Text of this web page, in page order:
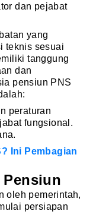
dan pejabat
yang
teknis sesuai
tanggung
dan
pensiun PNS
peraturan
fungsional.
Ini Pembagian
Pensiun
oleh pemerintah,
persiapan